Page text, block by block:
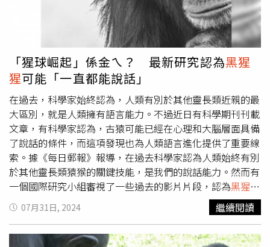
黑猩猩在保護區內對人類的6次攻擊事件。
報導中提到，西非的幾內亞、賴比瑞亞（Liberia）和獅子山
共和國（Sierra Leone）的森林，是極度瀕危的西部黑猩猩
的棲息地。根據國際自然保護聯盟（International Union
for Conservation of Nature）的資料顯示，從1990年至
2014年間，這些黑猩猩的數量減少了80%。在幾內亞寧巴
山自然保護區的博索森林（Bossou forest）中，僅剩下7隻
黑猩猩 。與此同時，報導中也提到，當地過去有著特殊的傳
統， 黑猩猩在幾內亞是會受到尊敬的動物，當地人習慣以食
物作為禮物贈與 黑猩猩。但也是因為這種習慣，會促使一些
黑猩猩 離開保護區，進入人類聚居地索討食物，有時候甚至
會對人類發動攻擊。
「猩球崛起」係金ㄟ？ 最新研究認為黑猩
猩可能「一直都能說話」
在過去，科學家始終認為，人類有別於其他靈長類近親的最
大區別，就是人類擁有語言能力。不過近日有科學期刊刊載
文章，有科學家認為，古猿可能已經在心理和大腦層面具備
了說話的條件，而這項發現也為人類語言進化提供了重要線
索。據《每日郵報》報導，在過去科學家認為人類始終有別
於其他靈長類猿猴的關鍵技能，是我們的說話能力。然而有
一個國際研究小組審視了一些過去的影片片段，認為黑猩猩
一直能夠說話，或者至少說，牠們的大腦與聲帶已經準備好
了。近期，有國外科研小組在期刊《科學報告》（Scientific
Reports）上發表文章，認為黑猩猩能夠用一些人類的基本
文字說話。這篇文章的主要作者，瑞典皇家理工學院的阿克
07月31日, 2024 繼續閱讀